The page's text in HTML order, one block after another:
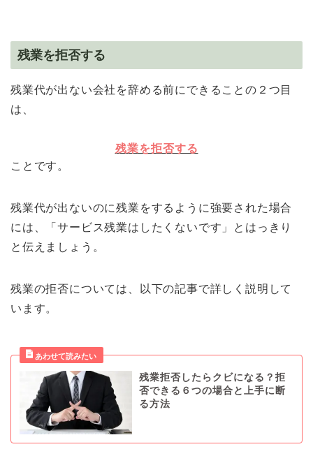
残業を拒否する
残業代が出ない会社を辞める前にできることの２つ目
は、
残業を拒否する
ことです。
残業代が出ないのに残業をするように強要された場合
には、「サービス残業はしたくないです」とはっきり
と伝えましょう。
残業の拒否については、以下の記事で詳しく説明して
います。
残業拒否したらクビになる？拒
否できる６つの場合と上手に断
る方法